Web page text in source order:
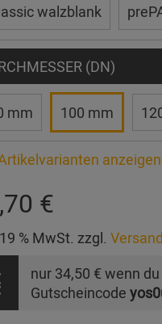
walzblank
(DN)
mm 100 mm
anzeigen
€
% MwSt. zzgl.
nur 34,50 € wenn
Gutscheincode